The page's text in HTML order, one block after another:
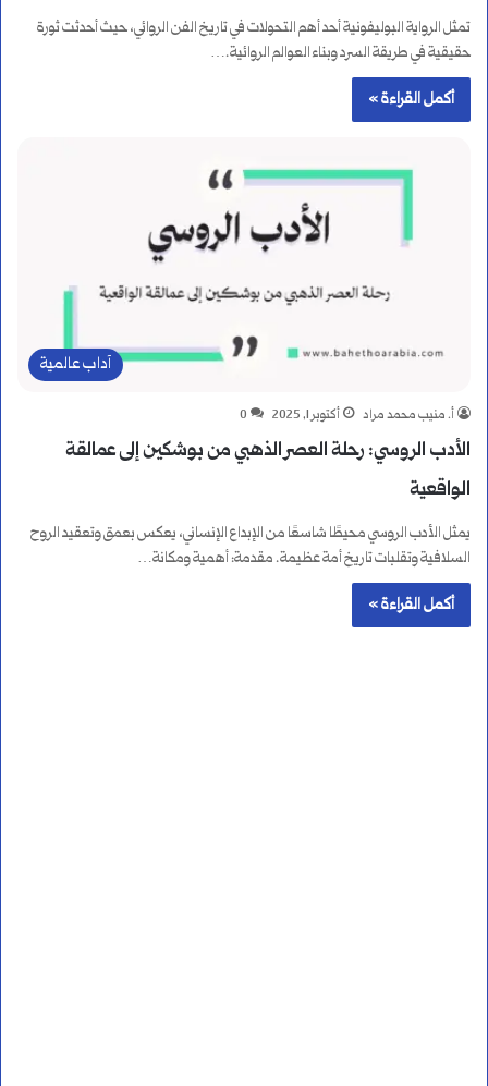
تمثل الرواية البوليفونية أحد أهم التحولات في تاريخ الفن الروائي، حيث أحدثت ثورة
حقيقية في طريقة السرد وبناء العوالم الروائية.…
أكمل القراءة »
آداب عالمية
أ. منيب محمد مراد أكتوبر 1, 2025 0
الأدب الروسي: رحلة العصر الذهبي من بوشكين إلى عمالقة
الواقعية
يمثل الأدب الروسي محيطًا شاسعًا من الإبداع الإنساني، يعكس بعمق وتعقيد الروح
السلافية وتقلبات تاريخ أمة عظيمة. مقدمة: أهمية ومكانة…
أكمل القراءة »